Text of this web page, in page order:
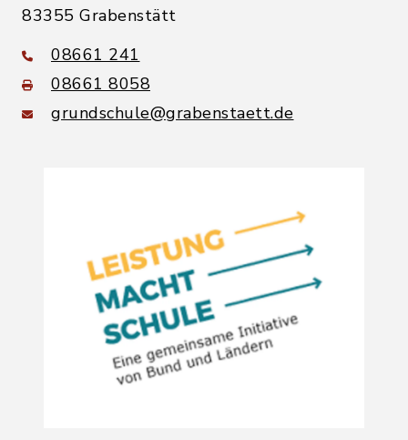
83355 Grabenstätt
08661 241
08661 8058
grundschule@grabenstaett.de